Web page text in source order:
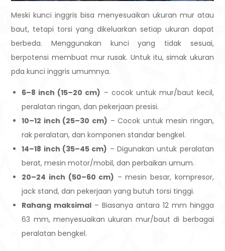
Meski kunci inggris bisa menyesuaikan ukuran mur atau
baut, tetapi torsi yang dikeluarkan setiap ukuran dapat
berbeda. Menggunakan kunci yang tidak sesuai,
berpotensi membuat mur rusak. Untuk itu, simak ukuran
pda kunci inggris umumnya.
6–8 inch (15–20 cm) – cocok untuk mur/baut kecil,
peralatan ringan, dan pekerjaan presisi.
10–12 inch (25–30 cm) – Cocok untuk mesin ringan,
rak peralatan, dan komponen standar bengkel.
14–18 inch (35–45 cm) – Digunakan untuk peralatan
berat, mesin motor/mobil, dan perbaikan umum.
20–24 inch (50–60 cm) – mesin besar, kompresor,
jack stand, dan pekerjaan yang butuh torsi tinggi.
Rahang maksimal – Biasanya antara 12 mm hingga
63 mm, menyesuaikan ukuran mur/baut di berbagai
peralatan bengkel.